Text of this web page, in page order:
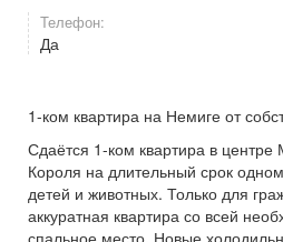
Телефон:
Да
1-ком квартира на Немиге от
Сдаётся 1-ком квартира в
Короля на длительный срок
детей и животных. Только для
аккуратная квартира со всей
спальное место. Новые